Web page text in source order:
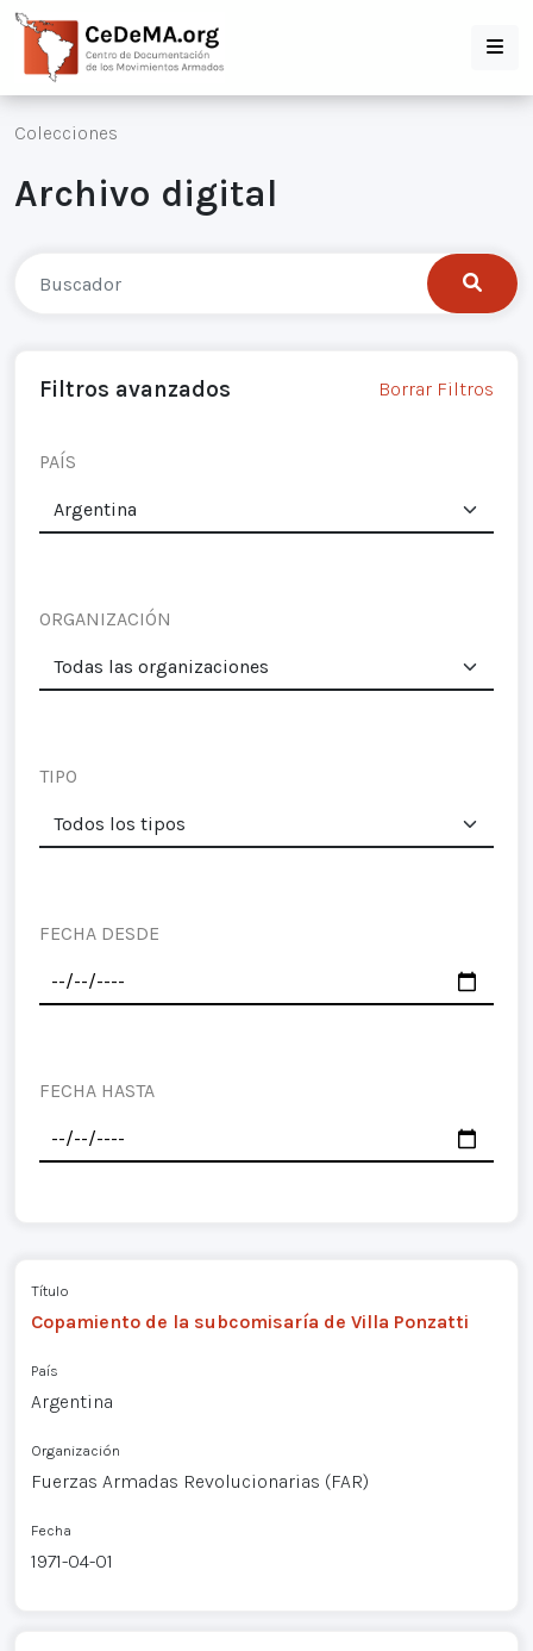
Colecciones
Archivo digital
Filtros avanzados Borrar Filtros
PAÍS
ORGANIZACIÓN
TIPO
FECHA DESDE
FECHA HASTA
Título
Copamiento de la subcomisaría de Villa Ponzatti
País
Argentina
Organización
Fuerzas Armadas Revolucionarias (FAR)
Fecha
1971-04-01